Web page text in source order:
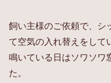
飼い主様のご依頼で、シ
て空気の入れ替えをして
鳴いている日はソワソワ
た。